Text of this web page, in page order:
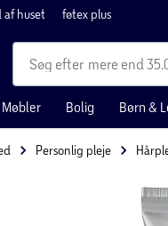
af huset føtex plus
mere end
Møbler Bolig Børn &
Personlig pleje